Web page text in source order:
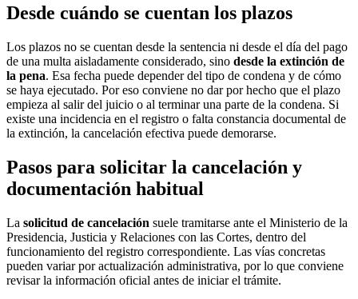
Desde cuándo se cuentan los plazos
Los plazos no se cuentan desde la sentencia ni desde el día del pago
de una multa aisladamente considerado, sino desde la extinción de
la pena. Esa fecha puede depender del tipo de condena y de cómo
se haya ejecutado. Por eso conviene no dar por hecho que el plazo
empieza al salir del juicio o al terminar una parte de la condena. Si
existe una incidencia en el registro o falta constancia documental de
la extinción, la cancelación efectiva puede demorarse.
Pasos para solicitar la cancelación y
documentación habitual
La solicitud de cancelación suele tramitarse ante el Ministerio de la
Presidencia, Justicia y Relaciones con las Cortes, dentro del
funcionamiento del registro correspondiente. Las vías concretas
pueden variar por actualización administrativa, por lo que conviene
revisar la información oficial antes de iniciar el trámite.